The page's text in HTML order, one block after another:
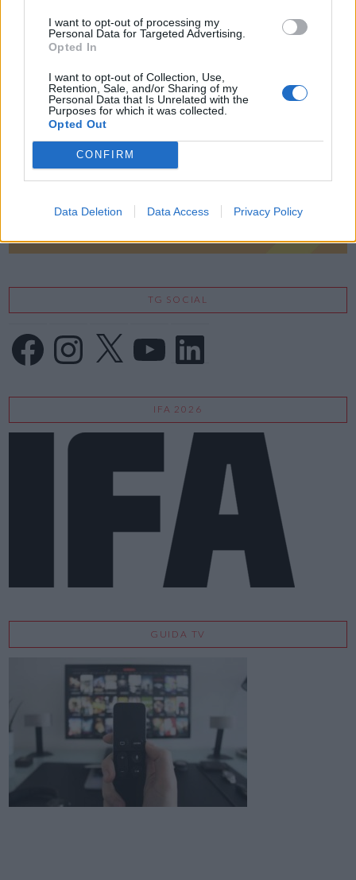
I want to opt-out of processing my
Personal Data for Targeted Advertising.
Opted In
I want to opt-out of Collection, Use,
Retention, Sale, and/or Sharing of my
Personal Data that Is Unrelated with the
Purposes for which it was collected.
Opted Out
CONFIRM
Data Deletion Data Access Privacy Policy
LE MIGLIORI OFFERTE AMAZON
TG SOCIAL
FacebookInstagram
X LinkedIn
IFA 2026
GUIDA TV